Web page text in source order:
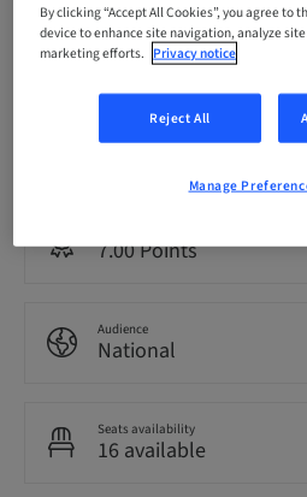
Price per Participant (local taxes
CHF 900.00
French
7.00 Points
Audience
National
Seats availability
16 available
By clicking “Accept All Cookies”, you agree to
device to enhance site navigation, analyze
marketing efforts. Privacy notice
Reject All
Manage